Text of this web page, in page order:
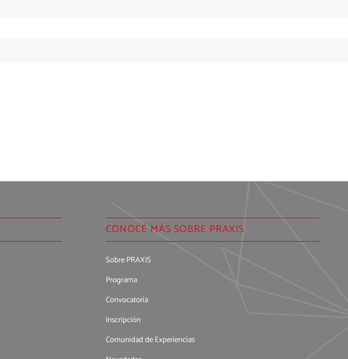
CONOCÉ MÁS SOBRE PRAXIS
Sobre PRAXIS
Programa
Convocatoria
Inscripción
Comunidad de Experiencias